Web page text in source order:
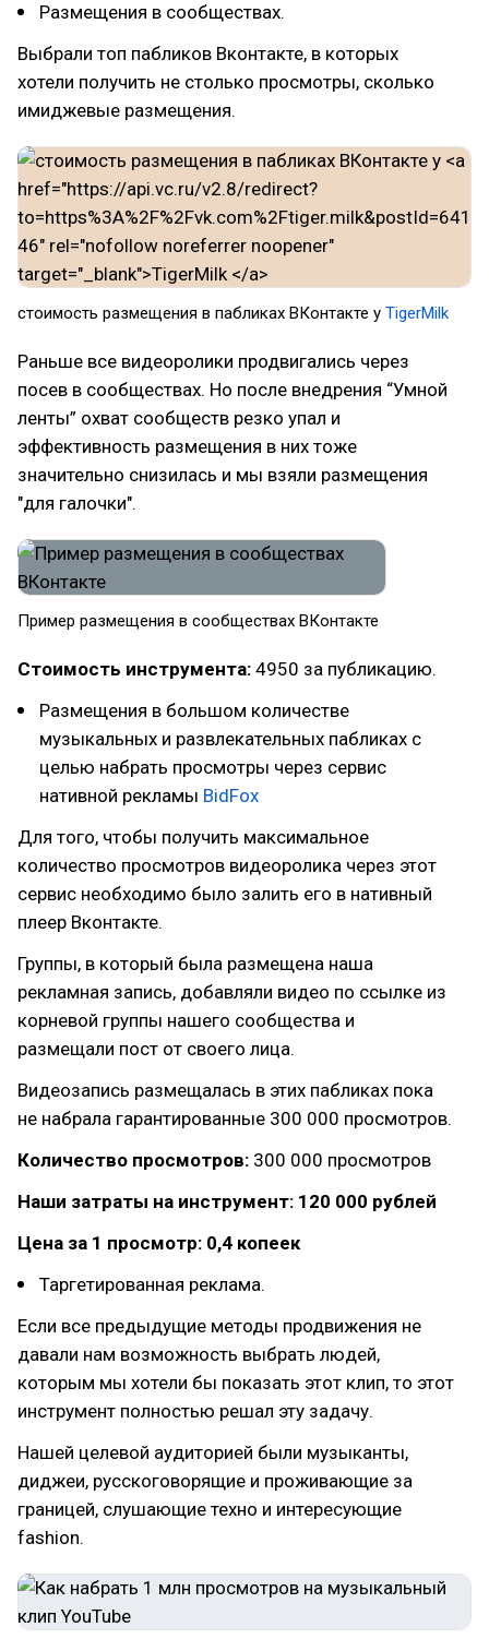
Размещения в сообществах.
Выбрали топ пабликов Вконтакте, в которых
хотели получить не столько просмотры, сколько
имиджевые размещения.
стоимость размещения в пабликах ВКонтакте у TigerMilk
Раньше все видеоролики продвигались через
посев в сообществах. Но после внедрения “Умной
ленты” охват сообществ резко упал и
эффективность размещения в них тоже
значительно снизилась и мы взяли размещения
"для галочки".
Пример размещения в сообществах ВКонтакте
Стоимость инструмента: 4950 за публикацию.
Размещения в большом количестве
музыкальных и развлекательных пабликах с
целью набрать просмотры через сервис
нативной рекламы BidFox
Для того, чтобы получить максимальное
количество просмотров видеоролика через этот
сервис необходимо было залить его в нативный
плеер Вконтакте.
Группы, в который была размещена наша
рекламная запись, добавляли видео по ссылке из
корневой группы нашего сообщества и
размещали пост от своего лица.
Видеозапись размещалась в этих пабликах пока
не набрала гарантированные 300 000 просмотров.
Количество просмотров: 300 000 просмотров
Наши затраты на инструмент: 120 000 рублей
Цена за 1 просмотр: 0,4 копеек
Таргетированная реклама.
Если все предыдущие методы продвижения не
давали нам возможность выбрать людей,
которым мы хотели бы показать этот клип, то этот
инструмент полностью решал эту задачу.
Нашей целевой аудиторией были музыканты,
диджеи, русскоговорящие и проживающие за
границей, слушающие техно и интересующие
fashion.